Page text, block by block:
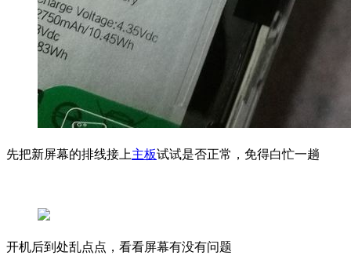
先把新屏幕的排线接上主板试试是否正常，免得白忙一趟
开机后到处乱点点，看看屏幕有没有问题